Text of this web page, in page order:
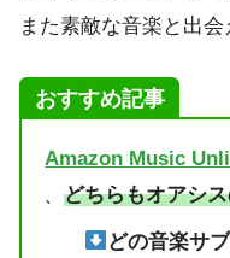
また素敵な音楽と出
おすすめ記事
Amazon Music
、どちらもオアシ
どの音楽サ